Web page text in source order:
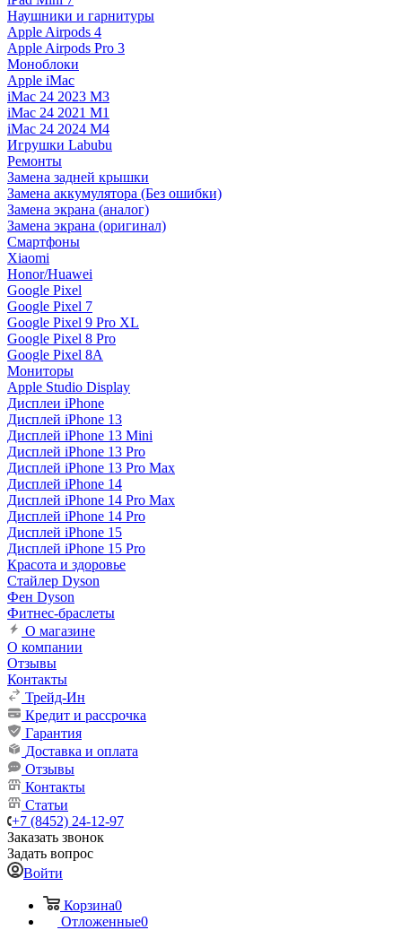
Наушники и гарнитуры
Apple Airpods 4
Apple Airpods Pro 3
Моноблоки
Apple iMac
iMac 24 2023 M3
iMac 24 2021 M1
iMac 24 2024 M4
Игрушки Labubu
Ремонты
Замена задней крышки
Замена аккумулятора (Без ошибки)
Замена экрана (аналог)
Замена экрана (оригинал)
Смартфоны
Xiaomi
Honor/Huawei
Google Pixel
Google Pixel 7
Google Pixel 9 Pro XL
Google Pixel 8 Pro
Google Pixel 8A
Мониторы
Apple Studio Display
Дисплеи iPhone
Дисплей iPhone 13
Дисплей iPhone 13 Mini
Дисплей iPhone 13 Pro
Дисплей iPhone 13 Pro Max
Дисплей iPhone 14
Дисплей iPhone 14 Pro Max
Дисплей iPhone 14 Pro
Дисплей iPhone 15
Дисплей iPhone 15 Pro
Красота и здоровье
Стайлер Dyson
Фен Dyson
Фитнес-браслеты
О магазине
О компании
Отзывы
Контакты
Трейд-Ин
Кредит и рассрочка
Гарантия
Доставка и оплата
Отзывы
Контакты
Статьи
+7 (8452) 24-12-97
Заказать звонок
Задать вопрос
Войти
Корзина0
Отложенные0